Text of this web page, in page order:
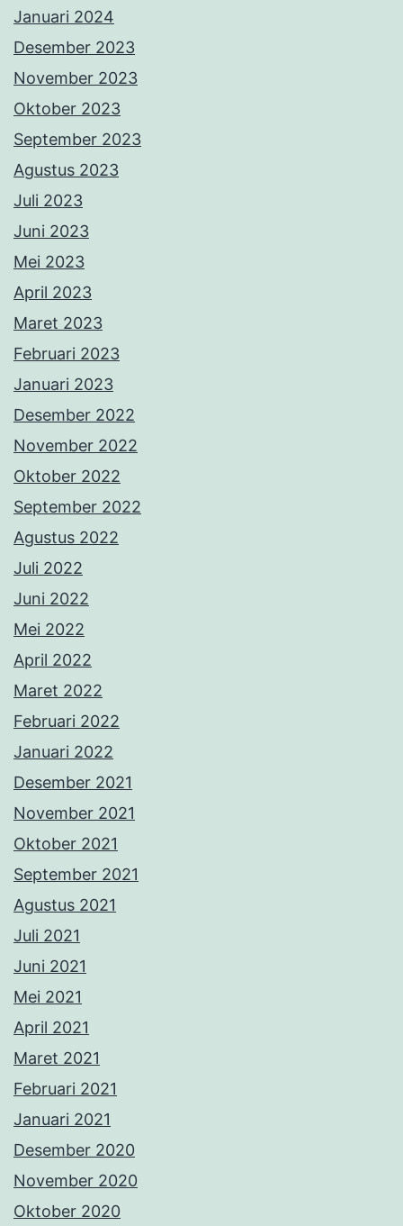
Mei 2023
April 2023
Maret 2023
Februari 2023
Januari 2023
Desember 2022
November 2022
Oktober 2022
September 2022
Agustus 2022
Juli 2022
Juni 2022
Mei 2022
April 2022
Maret 2022
Februari 2022
Januari 2022
Desember 2021
November 2021
Oktober 2021
September 2021
Agustus 2021
Juli 2021
Juni 2021
Mei 2021
April 2021
Maret 2021
Februari 2021
Januari 2021
Desember 2020
November 2020
Oktober 2020
Juli 2020
Juni 2020
Maret 2020
Februari 2020
Januari 2020
Desember 2019
November 2019